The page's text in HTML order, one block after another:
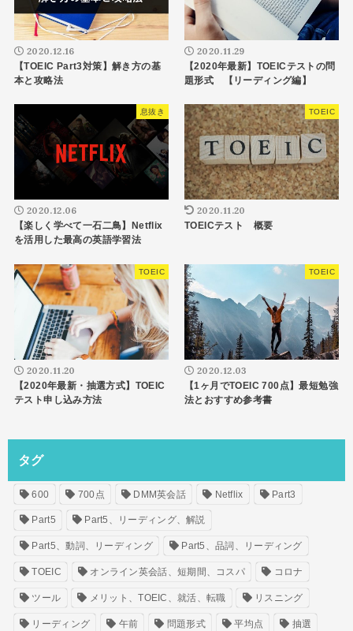
2020.12.16
【TOEIC Part3対策】解き方の基
本と攻略法
2020.11.29
【2020年最新】TOEICテストの問
題形式 【リーディング編】
息抜き
2020.12.06
【楽しく学べて一石二鳥】Netflix
を活用した最高の英語学習法
TOEIC
2020.11.20
TOEICテスト 概要
TOEIC
2020.11.20
【2020年最新・抽選方式】TOEIC
テスト申し込み方法
TOEIC
2020.12.03
【1ヶ月でTOEIC 700点】最短勉強
法とおすすめ参考書
タグ
600 700点 DMM英会話 Netflix Part3
Part5 Part5、リーディング、解説
Part5、動詞、リーディング Part5、品詞、リーディング
TOEIC オンライン英会話、短期間、コスパ コロナ
ツール メリット、TOEIC、就活、転職 リスニング
リーディング 午前 問題形式 平均点 抽選